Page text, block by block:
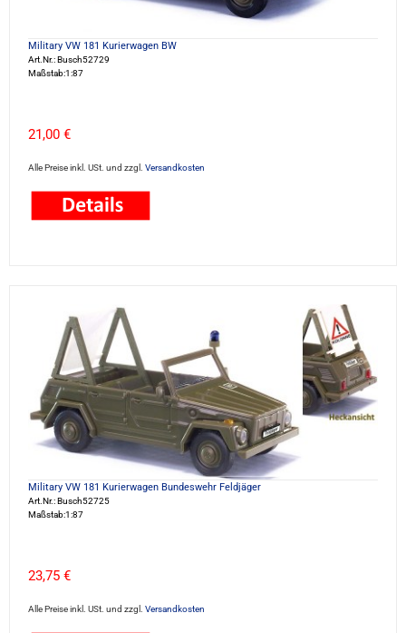
Military VW 181 Kurierwagen BW
Art.Nr.: Busch52729
Maßstab:1:87
21,00 €
Alle Preise inkl. USt. und zzgl. Versandkosten
Military VW 181 Kurierwagen Bundeswehr Feldjäger
Art.Nr.: Busch52725
Maßstab:1:87
23,75 €
Alle Preise inkl. USt. und zzgl. Versandkosten